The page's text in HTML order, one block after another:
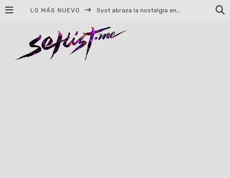
LO MÁS NUEVO Syot abraza la nostalgia en «Blame», el primer adelanto de su EP debut